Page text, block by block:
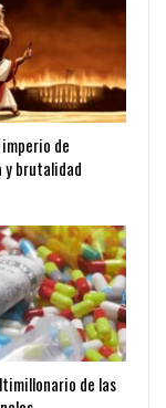
de
brutalidad
de las